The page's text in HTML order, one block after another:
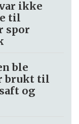
ikke
til
spor
ble
brukt til
og